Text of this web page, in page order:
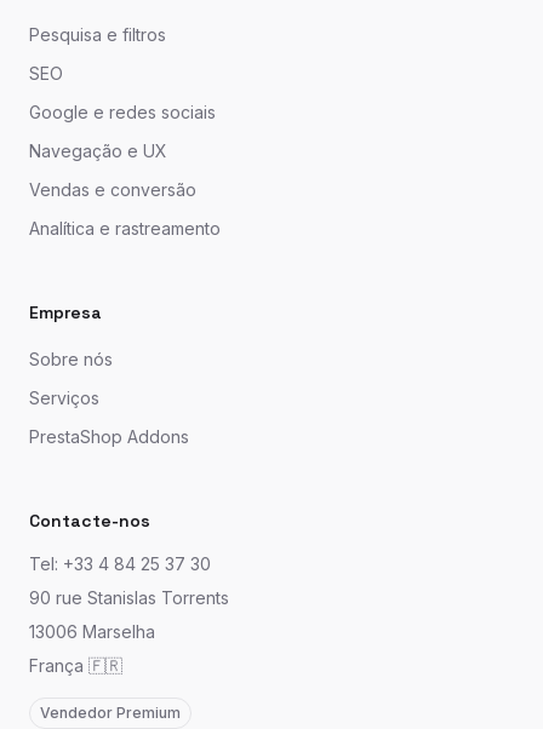
Pesquisa e filtros
SEO
Google e redes sociais
Navegação e UX
Vendas e conversão
Analítica e rastreamento
Empresa
Sobre nós
Serviços
PrestaShop Addons
Contacte-nos
Tel: +33 4 84 25 37 30
90 rue Stanislas Torrents
13006 Marselha
França 🇫🇷
Vendedor Premium